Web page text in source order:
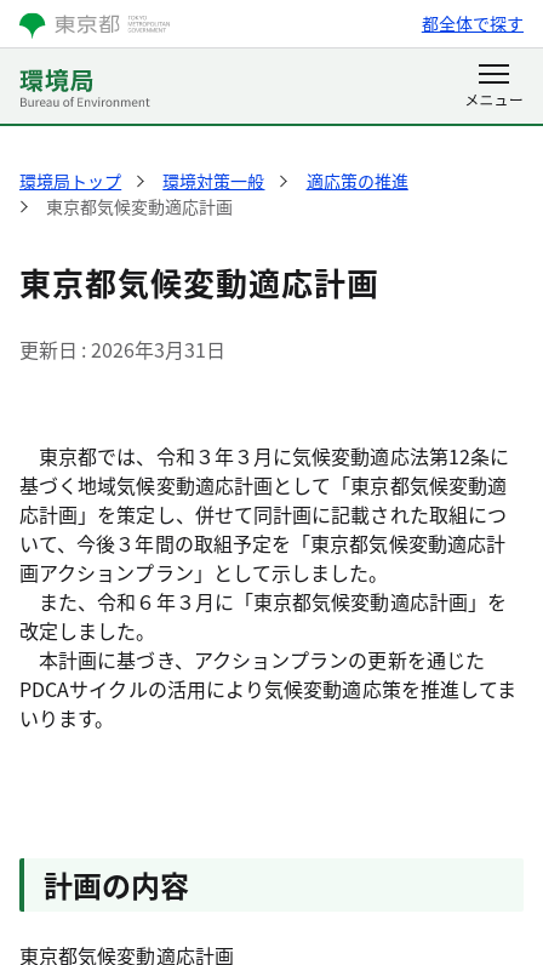
都全体で探す
環境局トップ 環境対策一般
適応策の推進
東京都気候変動適応計画
東京都気候変動適応計画
更新日 2026年3月31日
東京都では、令和３年３月に気候変動適応法第12条に
基づく地域気候変動適応計画として「東京都気候変動適
応計画」を策定し、併せて同計画に記載された取組につ
いて、今後３年間の取組予定を「東京都気候変動適応計
画アクションプラン」として示しました。
また、令和６年３月に「東京都気候変動適応計画」を
改定しました。
本計画に基づき、アクションプランの更新を通じた
PDCAサイクルの活用により気候変動適応策を推進してま
いります。
計画の内容
東京都気候変動適応計画